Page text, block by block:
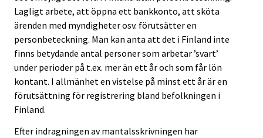
Lagligt arbete, att öppna ett bankkonto, att sköta
ärenden med myndigheter osv. förutsätter en
personbeteckning. Man kan anta att det i Finland inte
finns betydande antal personer som arbetar ’svart’
under perioder på t.ex. mer än ett år och som får lön
kontant. I allmänhet en vistelse på minst ett år är en
förutsättning för registrering bland befolkningen i
Finland.
Efter indragningen av mantalsskrivningen har